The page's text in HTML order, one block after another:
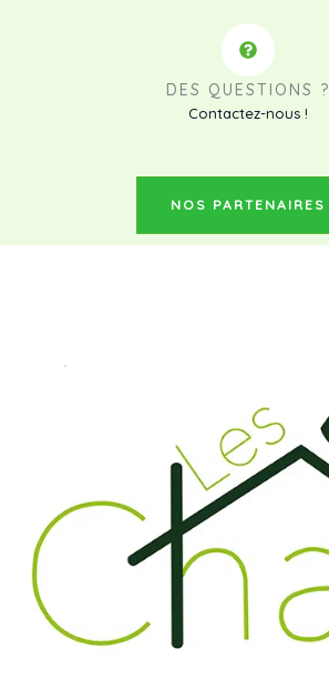
DES QUESTIONS ?
Contactez-nous !
NOS PARTENAIRES